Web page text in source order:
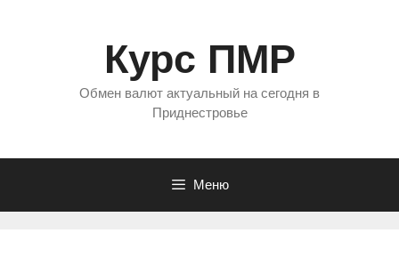
Курс ПМР
Обмен валют актуальный на сегодня в
Приднестровье
Меню